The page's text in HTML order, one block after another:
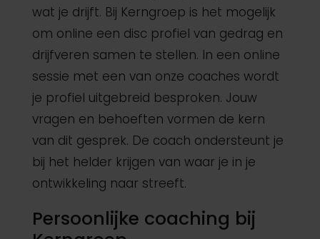
wat je drijft. Bij Kerngroep is het mogelijk
om online een disc profiel van gedrag en
drijfveren samen te stellen. In een online
sessie met een van onze coaches wordt
je profiel uitgebreid besproken. Jouw
vragen en behoeften vormen de kern
van dit gesprek. De coach ondersteunt je
bij het helder krijgen van waar je in je
ontwikkeling naar streeft.
Persoonlijke coaching bij